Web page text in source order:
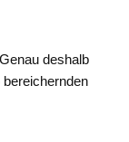
deshalb